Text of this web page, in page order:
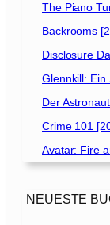
The Piano
Backrooms
Disclosure
Glennkill: Ein
Der
Crime 101
Avatar: Fire
NEUESTE